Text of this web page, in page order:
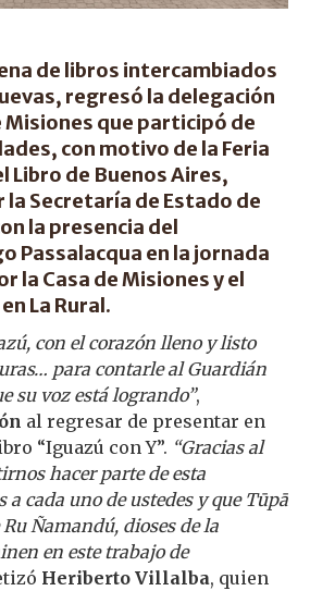
de libros intercambiados
regresó la delegación
que participó de
con motivo de la Feria
Libro de Buenos Aires,
Secretaría de Estado de
la presencia del
Passalacqua en la jornada
la Casa de Misiones y el
La Rural.
con el corazón lleno y listo
para contarle al Guardián
su voz está logrando”,
al regresar de presentar en
“Iguazú con Y”. “Gracias al
hacer parte de esta
a cada uno de ustedes y que Tūpā
Ñamandú, dioses de la
en este trabajo de
Heriberto Villalba, quien